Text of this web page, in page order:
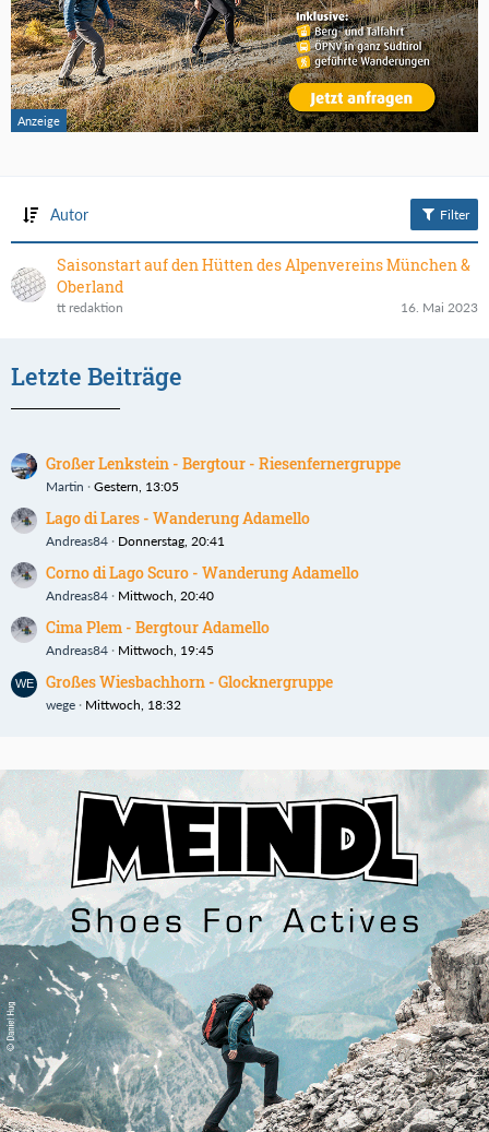
Autor Filter
Saisonstart auf den Hütten des Alpenvereins München &
Oberland
tt redaktion 16. Mai 2023
Letzte Beiträge
Großer Lenkstein - Bergtour - Riesenfernergruppe
Martin Gestern, 13:05
Lago di Lares - Wanderung Adamello
Andreas84 Donnerstag, 20:41
Corno di Lago Scuro - Wanderung Adamello
Andreas84 Mittwoch, 20:40
Cima Plem - Bergtour Adamello
Andreas84 Mittwoch, 19:45
Großes Wiesbachhorn - Glocknergruppe
wege Mittwoch, 18:32